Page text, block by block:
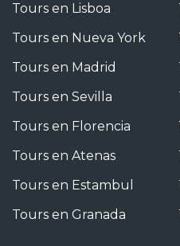
Tours en Lisboa
Tours en Nueva York
Tours en Madrid
Tours en Sevilla
Tours en Florencia
Tours en Atenas
Tours en Estambul
Tours en Granada